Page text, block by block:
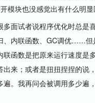
模块也没感觉出有什么明显
面试者说程序优化时总是
、内联函数、GC调优……但
联函数是把原来运行速度是
出来；或者是扭扭捏捏的说
。我再问会被调用多少遍